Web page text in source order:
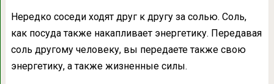
Нередко соседи ходят друг к другу за солью. Соль,
как посуда также накапливает энергетику. Передавая
соль другому человеку, вы передаете также свою
энергетику, а также жизненные силы.